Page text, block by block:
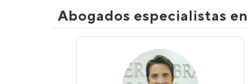
Abogados especialistas en